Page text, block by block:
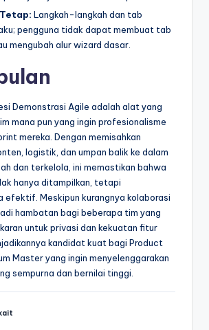
Langkah-langkah dan tab
pengguna tidak dapat membuat tab
mengubah alur wizard dasar.
Demonstrasi Agile adalah alat yang
mana pun yang ingin profesionalisme
mereka. Dengan memisahkan
logistik, dan umpan balik ke dalam
dan terkelola, ini memastikan bahwa
hanya ditampilkan, tetapi
efektif. Meskipun kurangnya kolaborasi
hambatan bagi beberapa tim yang
untuk privasi dan kekuatan fitur
kandidat kuat bagi Product
Master yang ingin menyelenggarakan
sempurna dan bernilai tinggi.